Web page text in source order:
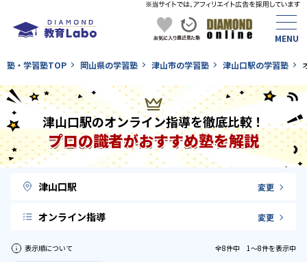
塾・学習塾TOP 岡山県の学習塾 津山市の学習塾 津山口駅の学習塾
津山口駅のオンライン指導を徹底比較！
プロの識者がおすすめ塾を解説
津山口駅 変更
オンライン指導 変更
表示順について 全8件中 1〜8件を表示中